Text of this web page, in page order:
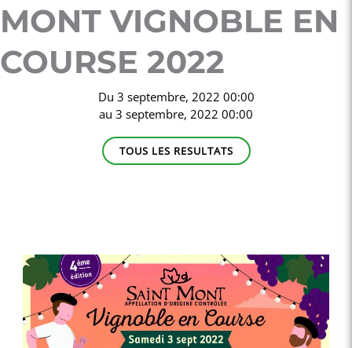
MONT VIGNOBLE EN
COURSE 2022
Du 3 septembre, 2022 00:00
au 3 septembre, 2022 00:00
TOUS LES RESULTATS